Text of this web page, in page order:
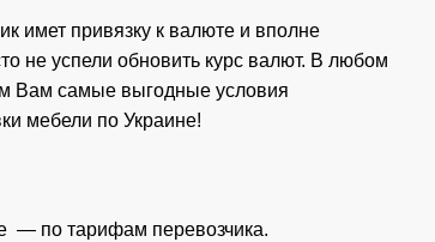
имет привязку к валюте и вполне
не успели обновить курс валют. В любом
Вам самые выгодные условия
мебели по Украине!
— по тарифам перевозчика.